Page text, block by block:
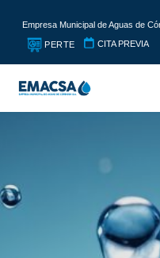
Empresa Municipal de Aguas de
PERTE CITA PREVIA